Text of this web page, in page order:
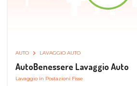
AUTO LAVAGGIO AUTO
AutoBenessere Lavaggio Auto
Lavaggio in Postazioni Fisse